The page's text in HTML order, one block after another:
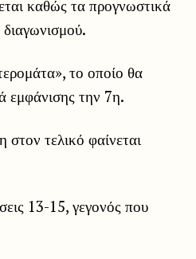
καθώς τα προγνωστικά
το οποίο θα
εμφάνισης την 7η.
τελικό φαίνεται
13-15, γεγονός που